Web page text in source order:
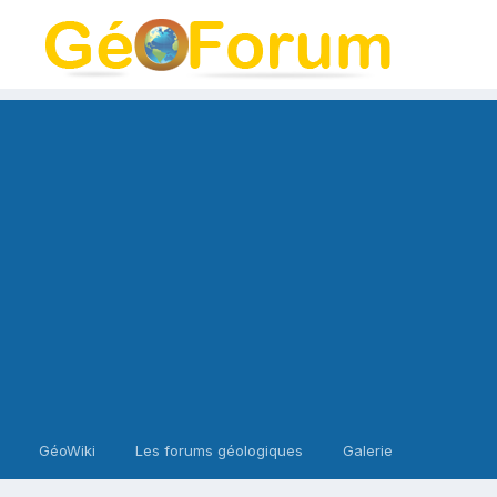
GéoWiki Les forums géologiques Galerie